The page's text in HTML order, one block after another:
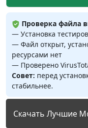
Проверка файла
— Установка
— Файл открыт,
ресурсами нет
— Проверено
Совет: перед
стабильнее.
Скачать Лучшие